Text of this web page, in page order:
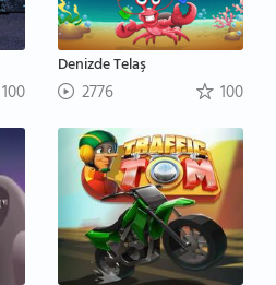
100
Denizde Telaş
2776 100